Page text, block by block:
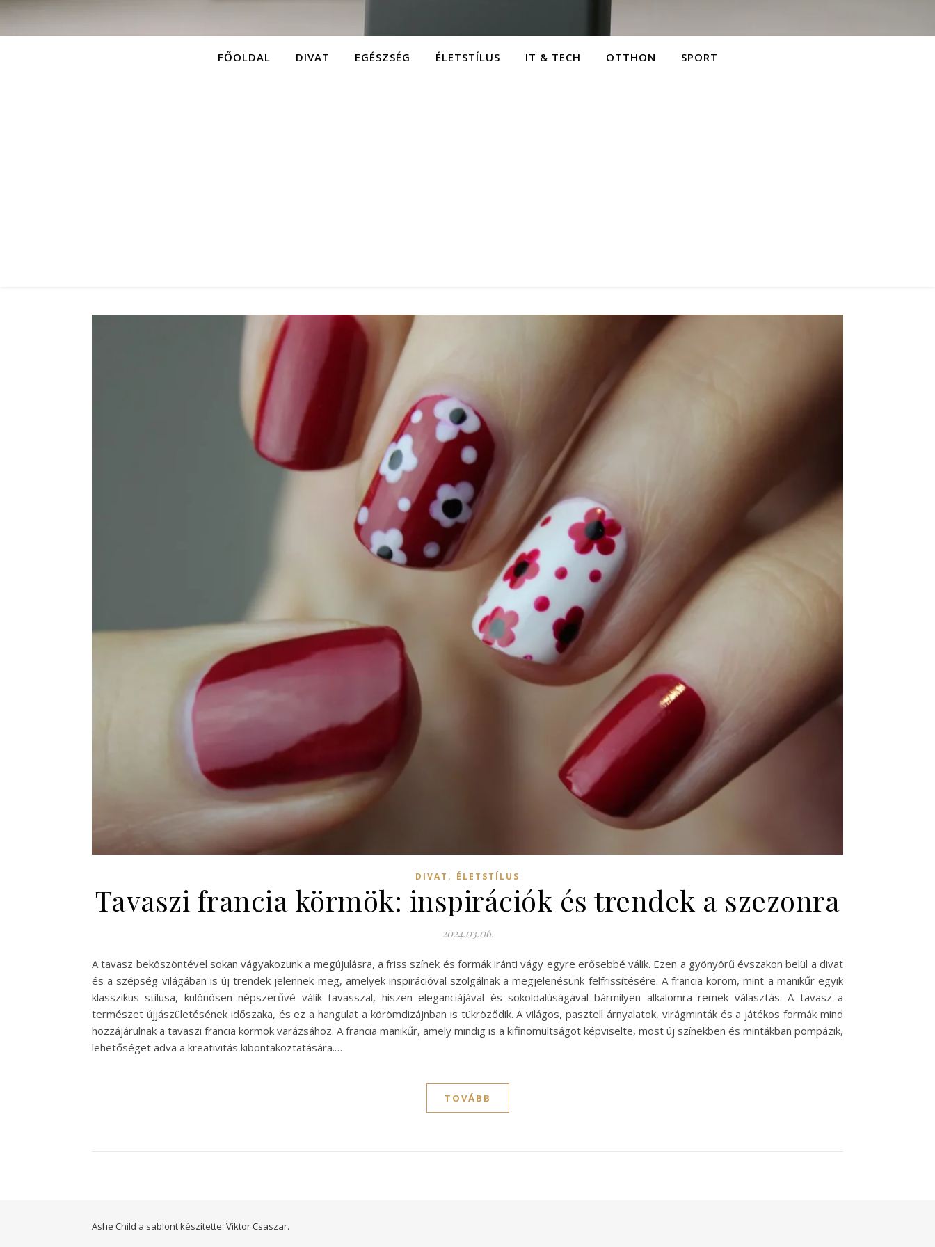
FŐOLDAL DIVAT EGÉSZSÉG ÉLETSTÍLUS IT & TECH OTTHON SPORT
DIVAT , ÉLETSTÍLUS
Tavaszi francia körmök: inspirációk és trendek a szezonra
2024.03.06.
A tavasz beköszöntével sokan vágyakozunk a megújulásra, a friss színek és formák iránti vágy egyre erősebbé válik. Ezen a gyönyörű évszakon belül a divat
és a szépség világában is új trendek jelennek meg, amelyek inspirációval szolgálnak a megjelenésünk felfrissítésére. A francia köröm, mint a manikűr egyik
klasszikus stílusa, különösen népszerűvé válik tavasszal, hiszen eleganciájával és sokoldalúságával bármilyen alkalomra remek választás. A tavasz a
természet újjászületésének időszaka, és ez a hangulat a körömdizájnban is tükröződik. A világos, pasztell árnyalatok, virágminták és a játékos formák mind
hozzájárulnak a tavaszi francia körmök varázsához. A francia manikűr, amely mindig is a kifinomultságot képviselte, most új színekben és mintákban pompázik,
lehetőséget adva a kreativitás kibontakoztatására.…
TOVÁBB
Ashe Child a sablont készítette: Viktor Csaszar.